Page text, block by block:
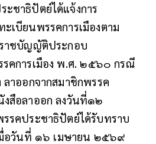
ชาธิปัตย์ได้แจ้งการ
เบียนพรรคการเมืองตาม
าชบัญญัติประกอบ
คการเมือง พ.ศ. ๒๕๖๐ กรณี
าออกจากสมาชิกพรรค
สือลาออก ลงวันที่๑๒
รคประชาธิปัตย์ได้รับทราบ
มื่อวันที่ ๑๖ เมษายน ๒๕๖๙